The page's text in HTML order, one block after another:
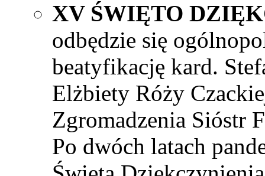
XV ŚWIĘTO
odbędzie się
beatyfikację kard.
Elżbiety Róży
Zgromadzenia Sióstr
Po dwóch latach